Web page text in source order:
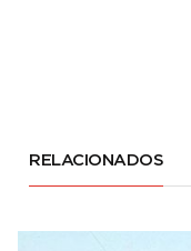
RELACIONADOS